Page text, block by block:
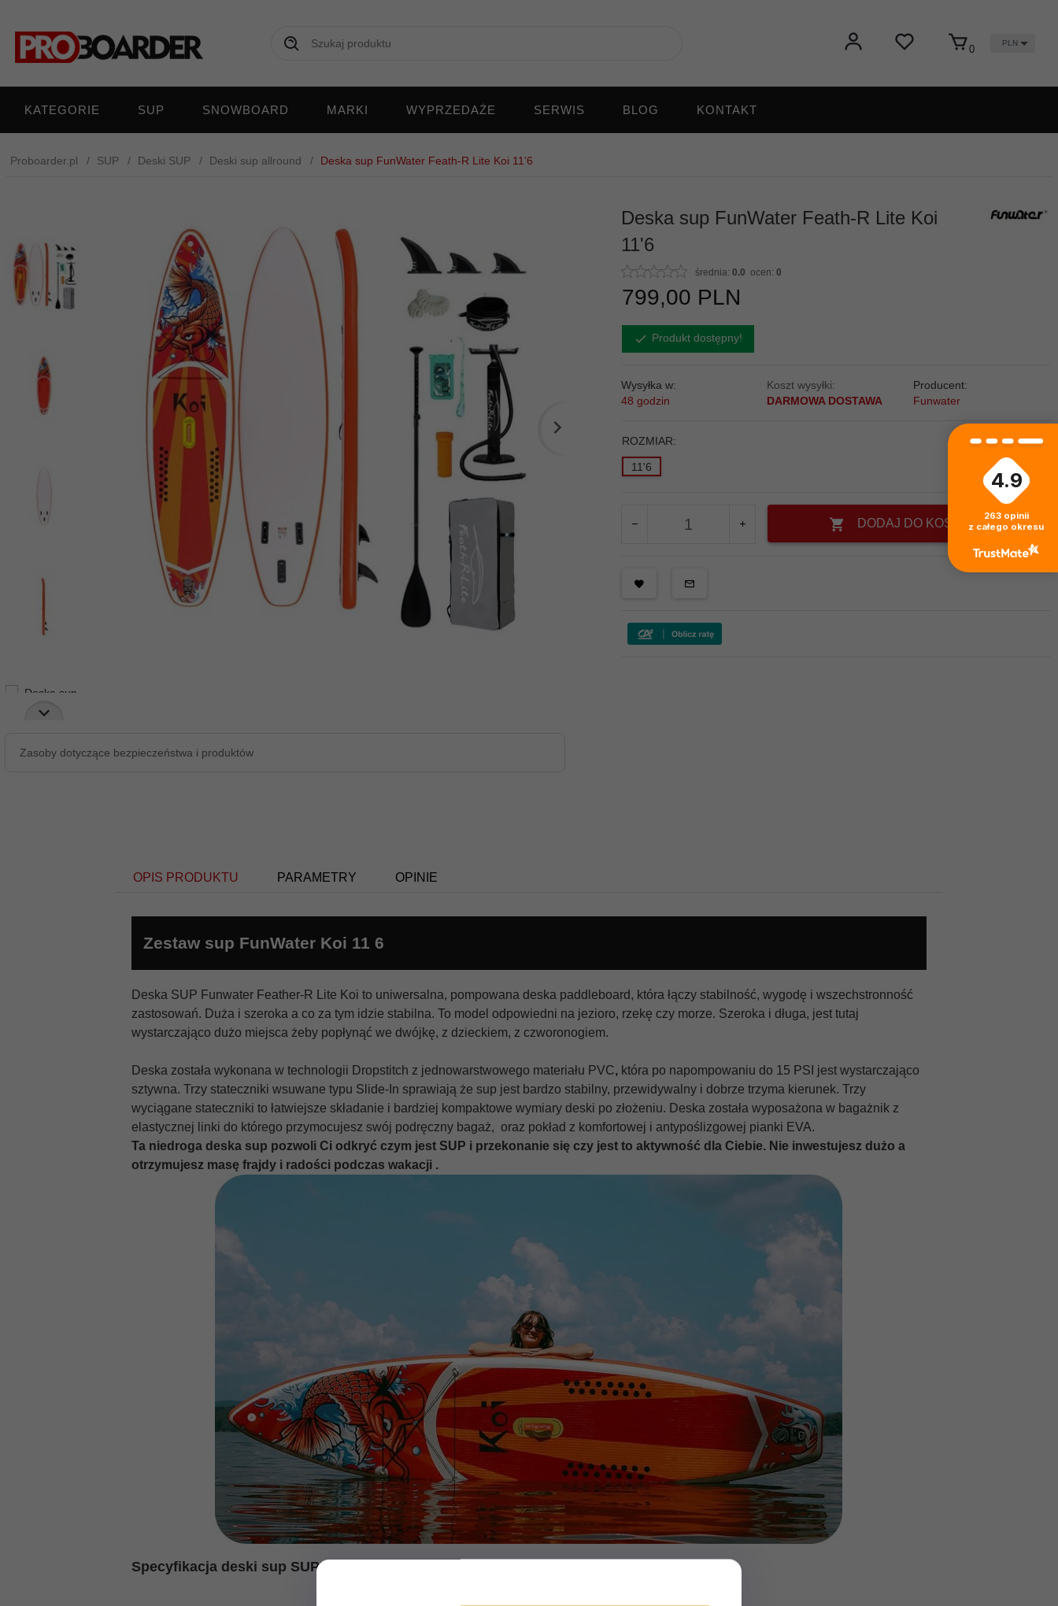
0 PLN
KATEGORIE SUP SNOWBOARD MARKI WYPRZEDAŻE SERWIS BLOG KONTAKT
Proboarder.pl SUP Deski SUP Deski sup allround Deska sup FunWater Feath-R Lite Koi 11'6
Zasoby dotyczące bezpieczeństwa i produktów
Deska sup FunWater Feath-R Lite Koi
11'6
średnia: 0.0 ocen: 0
799,00 PLN
Produkt dostępny!
Wysyłka w:
48 godzin
Koszt wysyłki:
DARMOWA DOSTAWA
Producent:
Funwater
ROZMIAR:
11'6
DODAJ DO KOSZYKA
OPIS PRODUKTU PARAMETRY OPINIE
Zestaw sup FunWater Koi 11 6
Deska SUP Funwater Feather-R Lite Koi to uniwersalna, pompowana deska paddleboard, która łączy stabilność, wygodę i wszechstronność
zastosowań. Duża i szeroka a co za tym idzie stabilna. To model odpowiedni na jezioro, rzekę czy morze. Szeroka i długa, jest tutaj
wystarczająco dużo miejsca żeby popłynąć we dwójkę, z dzieckiem, z czworonogiem.
Deska została wykonana w technologii Dropstitch z jednowarstwowego materiału PVC, która po napompowaniu do 15 PSI jest wystarczająco
sztywna. Trzy stateczniki wsuwane typu Slide-In sprawiają że sup jest bardzo stabilny, przewidywalny i dobrze trzyma kierunek. Trzy
wyciągane stateczniki to łatwiejsze składanie i bardziej kompaktowe wymiary deski po złożeniu. Deska została wyposażona w bagażnik z
elastycznej linki do którego przymocujesz swój podręczny bagaż, oraz pokład z komfortowej i antypoślizgowej pianki EVA.
Ta niedroga deska sup pozwoli Ci odkryć czym jest SUP i przekonanie się czy jest to aktywność dla Ciebie. Nie inwestujesz dużo a
otrzymujesz masę frajdy i radości podczas wakacji .
Specyfikacja deski sup SUPFR01E
Rodzaj:
Przeznaczenie: allround
Technologia: 1L
Konstrukcja
deski:
jednokomorowa
Wiosło w
tak
nie
83cm
4.9
263 opinii
z całego okresu